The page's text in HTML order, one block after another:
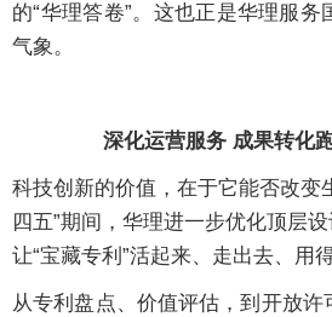
的“华理答卷”。这也正是华理服
气象。
深化运营服务 成果转化
科技创新的价值，在于它能否改变
四五”期间，华理进一步优化顶层
让“宝藏专利”活起来、走出去、用得
从专利盘点、价值评估，到开放许